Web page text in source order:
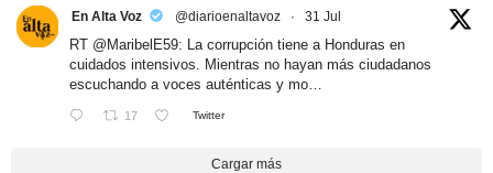
En Alta Voz @diarioenaltavoz · 31 Jul
RT @MaribelE59: La corrupción tiene a Honduras en
cuidados intensivos. Mientras no hayan más ciudadanos
escuchando a voces auténticas y mo…
17 Twitter
Cargar más